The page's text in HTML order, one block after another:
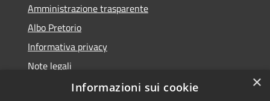
Amministrazione trasparente
Albo Pretorio
Informativa privacy
Note legali
Dichiarazione di accessibilità
×
Informazioni sui cookie